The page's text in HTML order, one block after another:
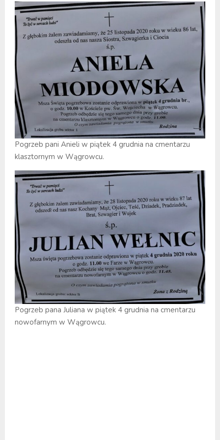
Pogrzeb pani Anieli w piątek 4 grudnia na cmentarzu
klasztornym w Wągrowcu.
Pogrzeb pana Juliana w piątek 4 grudnia na cmentarzu
nowofarnym w Wągrowcu.